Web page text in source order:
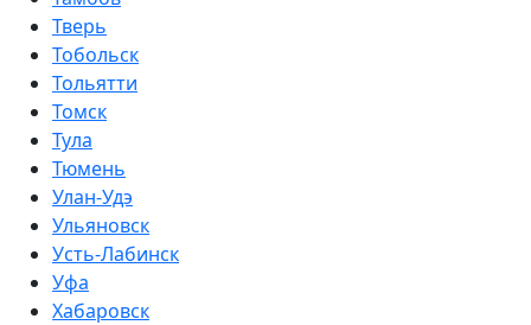
Тверь
Тобольск
Тольятти
Томск
Тула
Тюмень
Улан-Удэ
Ульяновск
Усть-Лабинск
Уфа
Хабаровск